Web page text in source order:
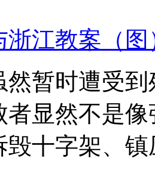
浙江教案（图
然暂时遭受
者显然不是
毁十字架、